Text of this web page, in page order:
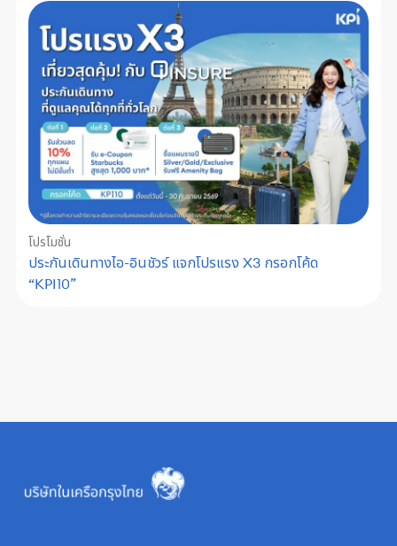
โปรโมชั่น
ประกันเดินทางไอ-อินชัวร์ แจกโปรแรง X3 กรอกโค้ด
“KPI10”